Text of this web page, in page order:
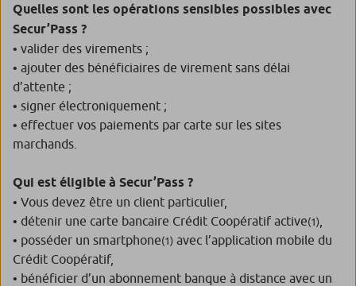
Quelles sont les opérations sensibles possibles avec
Secur’Pass ?
• valider des virements ;
• ajouter des bénéficiaires de virement sans délai
d’attente ;
• signer électroniquement ;
• effectuer vos paiements par carte sur les sites
marchands.
Qui est éligible à Secur’Pass ?
• Vous devez être un client particulier,
• détenir une carte bancaire Crédit Coopératif active(1)
• posséder un smartphone(1) avec l’application mobile du
Crédit Coopératif,
• bénéficier d’un abonnement banque à distance avec un